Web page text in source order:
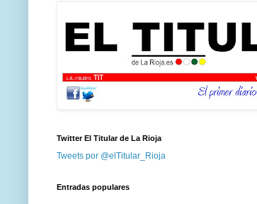
Twitter El Titular de La Rioja
Tweets por @elTitular_Rioja
Entradas populares